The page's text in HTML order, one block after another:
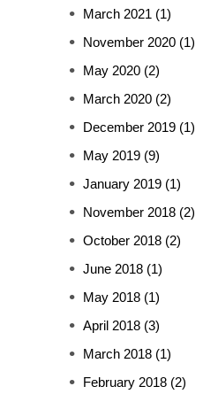
March 2021 (1)
November 2020 (1)
May 2020 (2)
March 2020 (2)
December 2019 (1)
May 2019 (9)
January 2019 (1)
November 2018 (2)
October 2018 (2)
June 2018 (1)
May 2018 (1)
April 2018 (3)
March 2018 (1)
February 2018 (2)